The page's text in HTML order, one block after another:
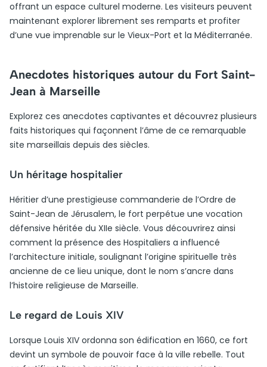
offrant un espace culturel moderne. Les visiteurs peuvent
maintenant explorer librement ses remparts et profiter
d’une vue imprenable sur le Vieux-Port et la Méditerranée.
Anecdotes historiques autour du Fort Saint-
Jean à Marseille
Explorez ces anecdotes captivantes et découvrez plusieurs
faits historiques qui façonnent l’âme de ce remarquable
site marseillais depuis des siècles.
Un héritage hospitalier
Héritier d’une prestigieuse commanderie de l’Ordre de
Saint-Jean de Jérusalem, le fort perpétue une vocation
défensive héritée du XIIe siècle. Vous découvrirez ainsi
comment la présence des Hospitaliers a influencé
l’architecture initiale, soulignant l’origine spirituelle très
ancienne de ce lieu unique, dont le nom s’ancre dans
l’histoire religieuse de Marseille.
Le regard de Louis XIV
Lorsque Louis XIV ordonna son édification en 1660, ce fort
devint un symbole de pouvoir face à la ville rebelle. Tout